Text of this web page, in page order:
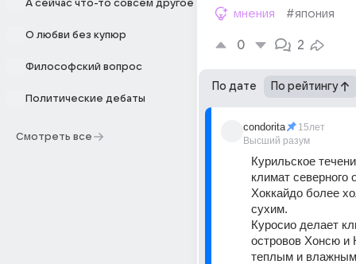
А сейчас что-то совсем другое
О любви без купюр
Философский вопрос
Политические дебаты
Смотреть все
мнения #япония
0 2
По дате По рейтингу
condorita
Высший разум
15лет
Курильское
климат северного
Хоккайдо более
сухим.
Куросио делает
островов Хонсю
теплым и